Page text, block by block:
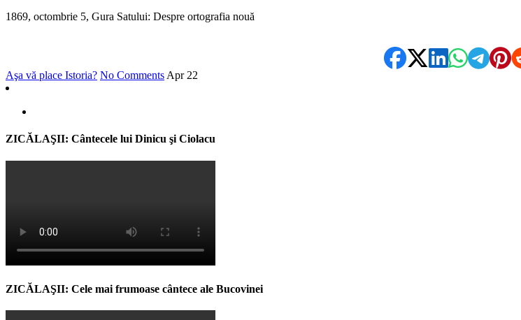
1869, octombrie 5, Gura Satului: Despre ortografia nouă
Aşa vă place Istoria? No Comments Apr 22
ZICĂLAŞII: Cântecele lui Dinicu şi Ciolacu
ZICĂLAŞII: Cele mai frumoase cântece ale Bucovinei